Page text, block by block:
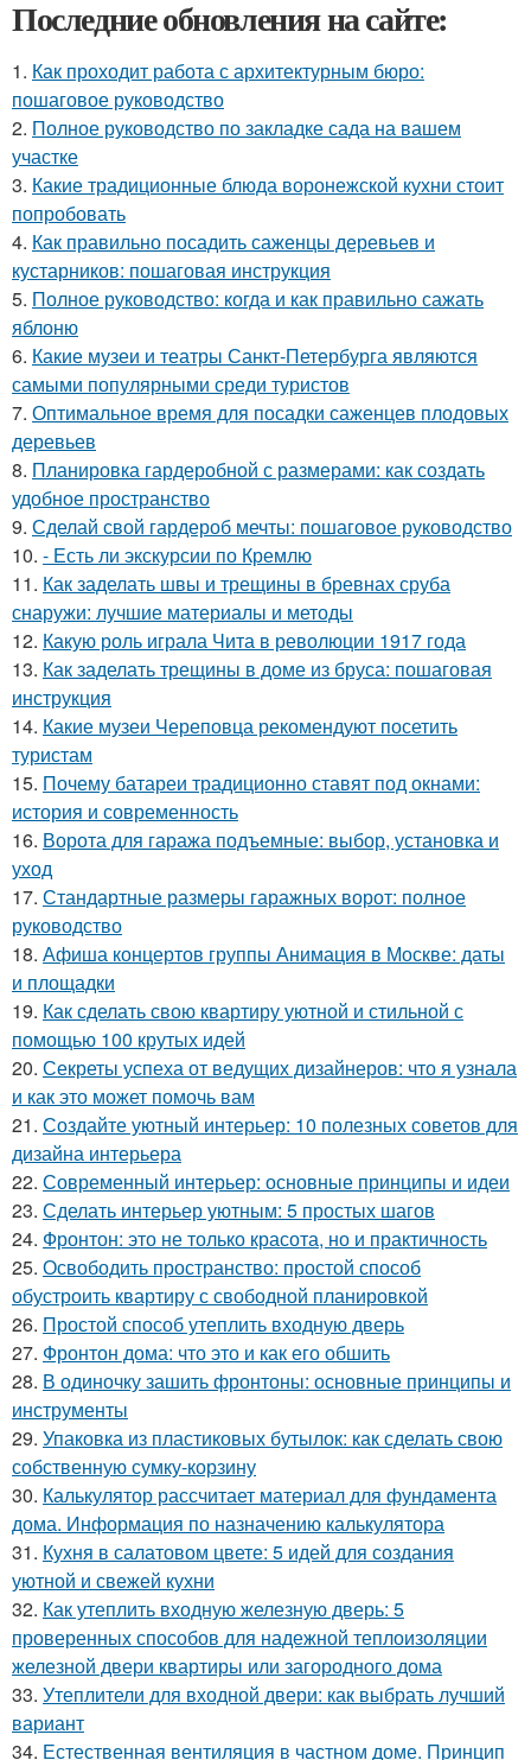
Последние обновления на сайте:
1. Как проходит работа с архитектурным бюро:
пошаговое руководство
2. Полное руководство по закладке сада на вашем
участке
3. Какие традиционные блюда воронежской кухни стоит
попробовать
4. Как правильно посадить саженцы деревьев и
кустарников: пошаговая инструкция
5. Полное руководство: когда и как правильно сажать
яблоню
6. Какие музеи и театры Санкт-Петербурга являются
самыми популярными среди туристов
7. Оптимальное время для посадки саженцев плодовых
деревьев
8. Планировка гардеробной с размерами: как создать
удобное пространство
9. Сделай свой гардероб мечты: пошаговое руководство
10. - Есть ли экскурсии по Кремлю
11. Как заделать швы и трещины в бревнах сруба
снаружи: лучшие материалы и методы
12. Какую роль играла Чита в революции 1917 года
13. Как заделать трещины в доме из бруса: пошаговая
инструкция
14. Какие музеи Череповца рекомендуют посетить
туристам
15. Почему батареи традиционно ставят под окнами:
история и современность
16. Ворота для гаража подъемные: выбор, установка и
уход
17. Стандартные размеры гаражных ворот: полное
руководство
18. Афиша концертов группы Анимация в Москве: даты
и площадки
19. Как сделать свою квартиру уютной и стильной с
помощью 100 крутых идей
20. Секреты успеха от ведущих дизайнеров: что я узнала
и как это может помочь вам
21. Создайте уютный интерьер: 10 полезных советов для
дизайна интерьера
22. Современный интерьер: основные принципы и идеи
23. Сделать интерьер уютным: 5 простых шагов
24. Фронтон: это не только красота, но и практичность
25. Освободить пространство: простой способ
обустроить квартиру с свободной планировкой
26. Простой способ утеплить входную дверь
27. Фронтон дома: что это и как его обшить
28. В одиночку зашить фронтоны: основные принципы и
инструменты
29. Упаковка из пластиковых бутылок: как сделать свою
собственную сумку-корзину
30. Калькулятор рассчитает материал для фундамента
дома. Информация по назначению калькулятора
31. Кухня в салатовом цвете: 5 идей для создания
уютной и свежей кухни
32. Как утеплить входную железную дверь: 5
проверенных способов для надежной теплоизоляции
железной двери квартиры или загородного дома
33. Утеплители для входной двери: как выбрать лучший
вариант
34. Естественная вентиляция в частном доме. Принцип